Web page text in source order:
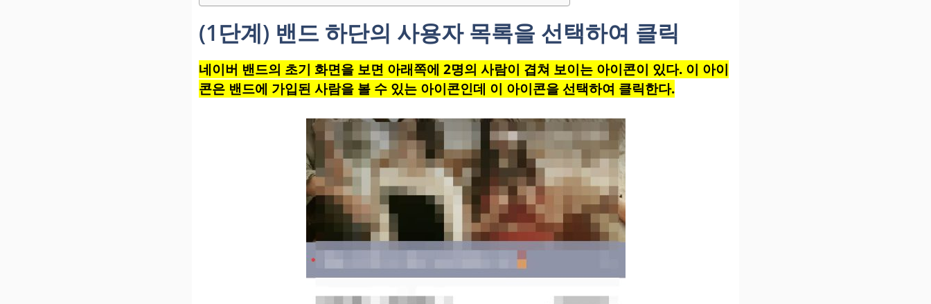
(1단계) 밴드 하단의 사용자 목록을 선택하여 클릭
네이버 밴드의 초기 화면을 보면 아래쪽에 2명의 사람이 겹쳐 보이는 아이콘이 있다. 이 아이
콘은 밴드에 가입된 사람을 볼 수 있는 아이콘인데 이 아이콘을 선택하여 클릭한다.